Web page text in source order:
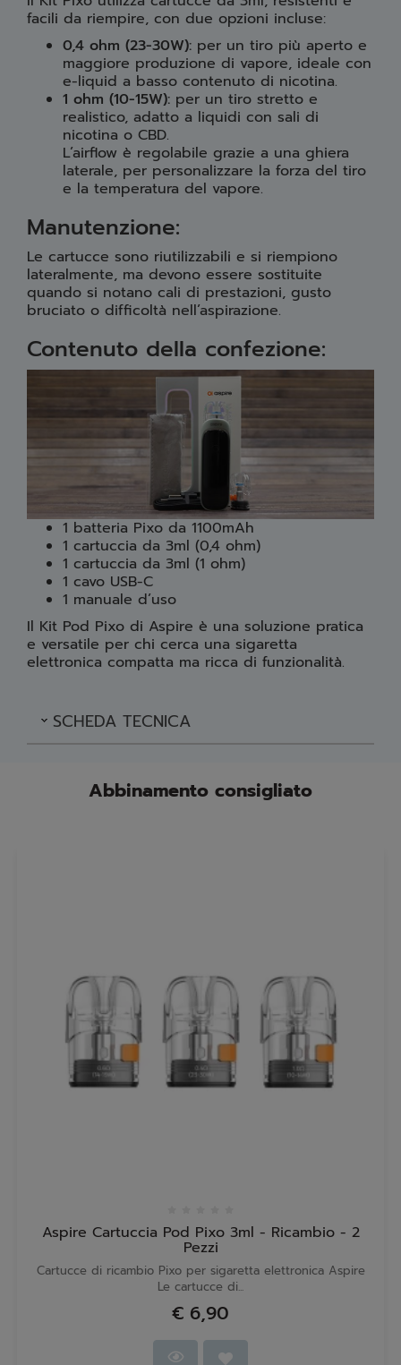
facili da riempire, con due opzioni incluse:
0,4 ohm (23-30W): per un tiro più aperto e
maggiore produzione di vapore, ideale con
e-liquid a basso contenuto di nicotina.
1 ohm (10-15W): per un tiro stretto e
realistico, adatto a liquidi con sali di
nicotina o CBD.
L’airflow è regolabile grazie a una ghiera
laterale, per personalizzare la forza del tiro
e la temperatura del vapore.
Manutenzione:
Le cartucce sono riutilizzabili e si riempiono
lateralmente, ma devono essere sostituite
quando si notano cali di prestazioni, gusto
bruciato o difficoltà nell’aspirazione.
Contenuto della confezione:
1 batteria Pixo da 1100mAh
1 cartuccia da 3ml (0,4 ohm)
1 cartuccia da 3ml (1 ohm)
1 cavo USB-C
1 manuale d’uso
Il Kit Pod Pixo di Aspire è una soluzione pratica
e versatile per chi cerca una sigaretta
elettronica compatta ma ricca di funzionalità.
SCHEDA TECNICA
Abbinamento consigliato
Aspire Cartuccia Pod Pixo 3ml - Ricambio - 2
Pezzi
Cartucce di ricambio Pixo per sigaretta elettronica Aspire
Le cartucce di...
€ 6,90